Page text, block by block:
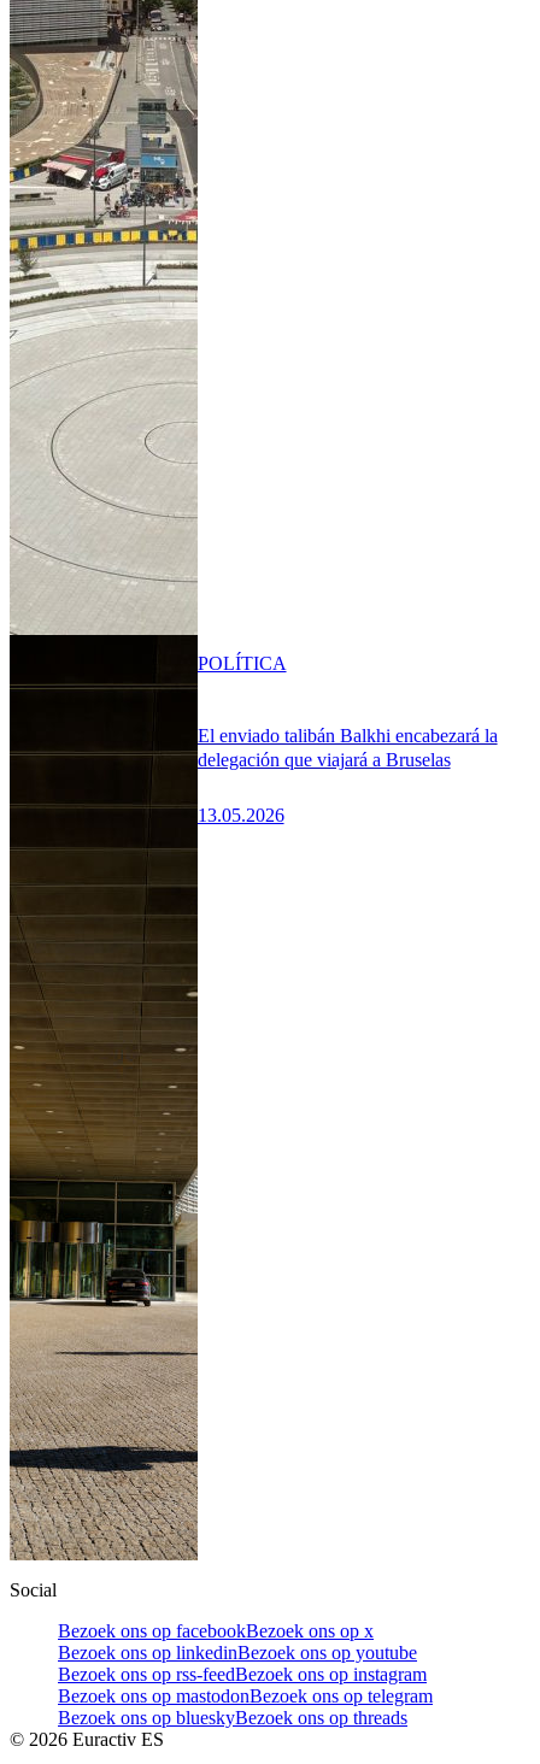
El enviado talibán Balkhi encabezará la
delegación que viajará a Bruselas
13.05.2026
POLÍTICA
Social
Bezoek ons op facebookBezoek ons op x
Bezoek ons op linkedinBezoek ons op youtube
Bezoek ons op rss-feedBezoek ons op instagram
Bezoek ons op mastodonBezoek ons op telegram
Bezoek ons op blueskyBezoek ons op threads
© 2026 Euractiv ES